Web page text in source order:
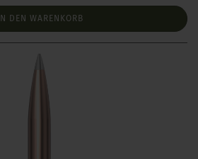
IN DEN WARENKORB